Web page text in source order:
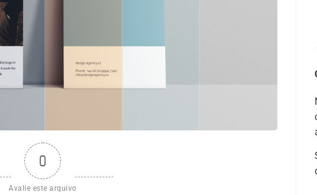
0
Avalie este arquivo